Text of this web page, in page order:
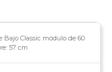
Bajo Classic módulo de 60
57 cm